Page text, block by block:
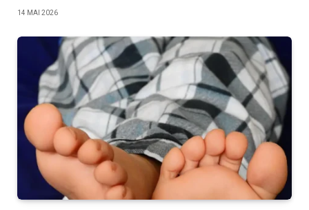
14 MAI 2026